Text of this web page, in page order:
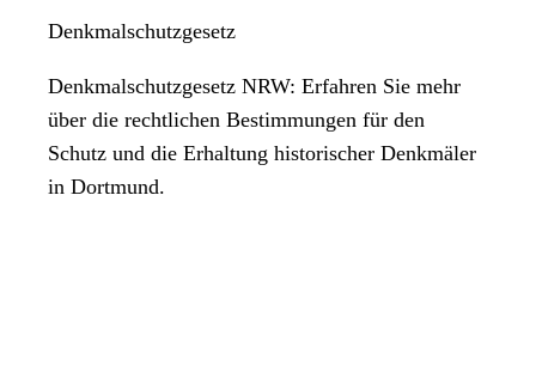
Denkmalschutzgesetz
Denkmalschutzgesetz NRW: Erfahren Sie mehr
über die rechtlichen Bestimmungen für den
Schutz und die Erhaltung historischer Denkmäler
in Dortmund.